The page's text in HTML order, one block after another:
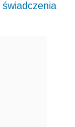
świadczenia